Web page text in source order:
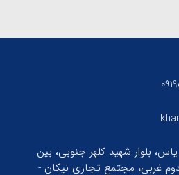
بلوار شهید کلهر جنوبی، بین
غربی، مجتمع تجاری نیکان -